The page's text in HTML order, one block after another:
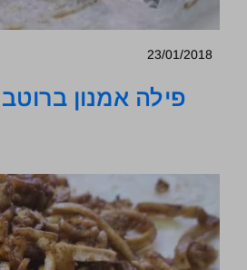
23/01/2018
פילה אמנון ברוטב